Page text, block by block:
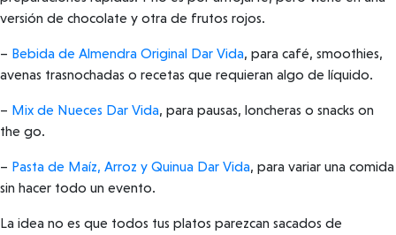
versión de chocolate y otra de frutos rojos.
– Bebida de Almendra Original Dar Vida, para café, smoothies,
avenas trasnochadas o recetas que requieran algo de líquido.
– Mix de Nueces Dar Vida, para pausas, loncheras o snacks on
the go.
– Pasta de Maíz, Arroz y Quinua Dar Vida, para variar una comida
sin hacer todo un evento.
La idea no es que todos tus platos parezcan sacados de